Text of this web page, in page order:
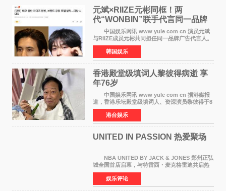
元斌×RIIZE元彬同框！两
代“WONBIN”联手代言同一品牌
颜值天花板合体
中国娱乐网讯 www yule com cn 演员元斌
与RIIZE成员元彬共同担任同一品牌广告代言人。
6日据独家报道，继演员元斌之后，RIIZE元彬最
近也被选为某在线中介平台A公司的共同广告代言
人，两人将作
韩国娱乐
香港殿堂级填词人黎彼得病逝 享
年76岁​
中国娱乐网讯 www yule com cn 据港媒报
道，香港乐坛殿堂级填词人、资深演员黎彼得于8
月5日上午因病离世，终年76岁。好友钟志光透
露，黎彼得今年3月中风后便卧床休养，身体机能
持续衰退，最
港台娱乐
UNITED IN PASSION 热爱聚场
NBA UNITED BY JACK & JONES 郑州正弘
城全国首店启幕，与特雷西・麦克格雷迪共启热
爱 2026 年7 月21 日，
NBAUNITEDBYJACK&JONES 全国首店，于郑
州正弘城正式启幕。NBA 传奇球星
娱乐评论